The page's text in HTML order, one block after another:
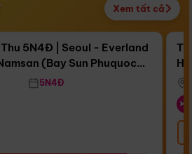
Xem tất cả
Điểm nổi bật
5N4Đ | Seoul - Everland
(Bay Sun Phuquoc
5N4Đ